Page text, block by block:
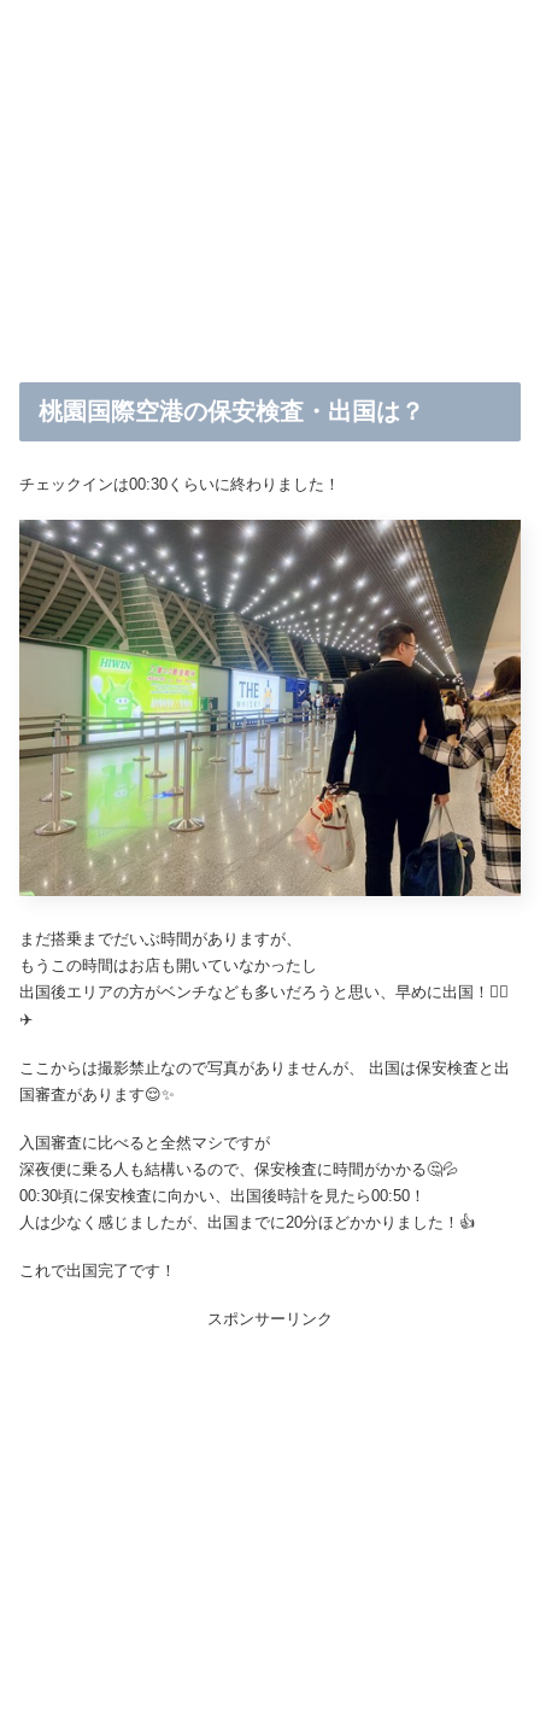
桃園国際空港の保安検査・出国は？
チェックインは00:30くらいに終わりました！
まだ搭乗までだいぶ時間がありますが、
もうこの時間はお店も開いていなかったし
出国後エリアの方がベンチなども多いだろうと思い、早めに出国！🏃‍♂️
✈️
ここからは撮影禁止なので写真がありませんが、 出国は保安検査と出
国審査があります😌✨
入国審査に比べると全然マシですが
深夜便に乗る人も結構いるので、保安検査に時間がかかる🤔💦
00:30頃に保安検査に向かい、出国後時計を見たら00:50！
人は少なく感じましたが、出国までに20分ほどかかりました！👍
これで出国完了です！
スポンサーリンク